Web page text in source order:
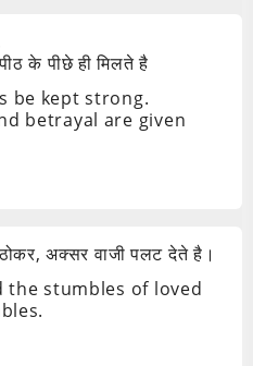
के पीछे ही मिलते है
be kept strong.
betrayal are given
अक्सर वाजी पलट देते है।
the stumbles of loved